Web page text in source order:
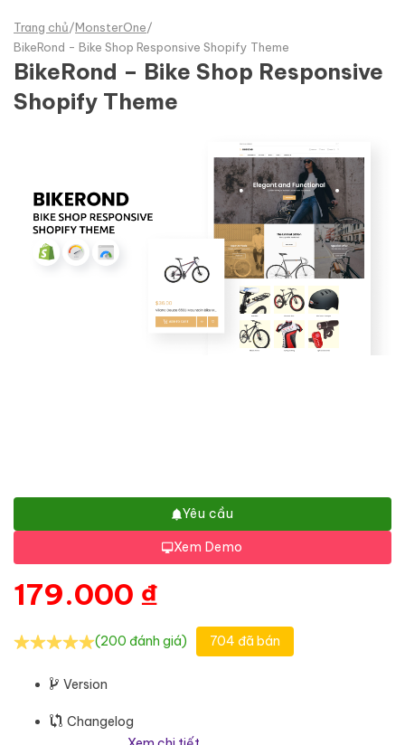
Trang chủ/MonsterOne/
BikeRond - Bike Shop Responsive Shopify Theme
BikeRond – Bike Shop Responsive
Shopify Theme
Yêu cầu
Xem Demo
179.000 ₫
(200 đánh giá) 704 đã bán
Version
Changelog